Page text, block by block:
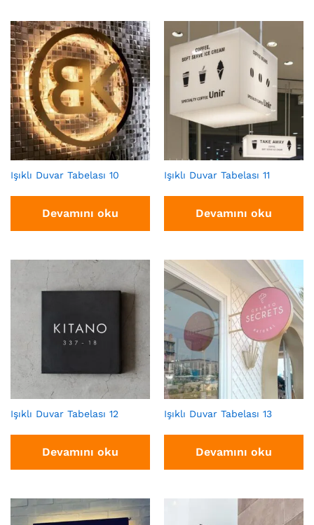
Işıklı Duvar Tabelası 10
Devamını oku
Işıklı Duvar Tabelası 11
Devamını oku
Işıklı Duvar Tabelası 12
Devamını oku
Işıklı Duvar Tabelası 13
Devamını oku